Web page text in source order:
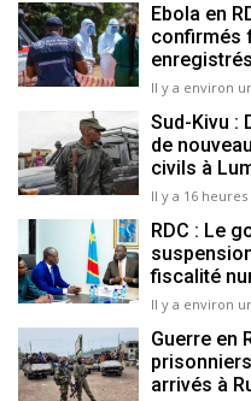
Ebola en
confirmés
Il y a environ
Sud-Kivu :
de
civils à
Il y a 16 heures
RDC : Le
fiscalité
Il y a environ
Guerre en
arrivés à